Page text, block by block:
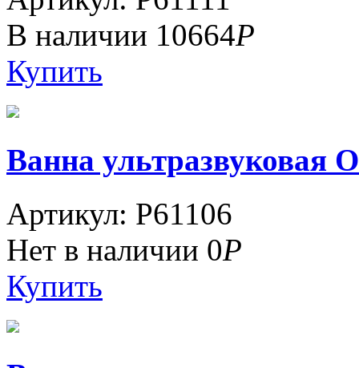
В наличии 10664Р
Купить
Ванна ультразвуковая
Артикул: P61106
Нет в наличии 0Р
Купить